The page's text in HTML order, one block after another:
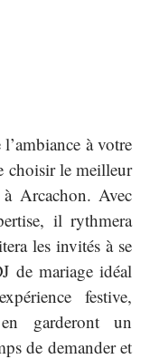
à votre
choisir le meilleur
Arcachon. Avec
il rythmera
les invités à se
de mariage idéal
festive,
garderont un
de demander et